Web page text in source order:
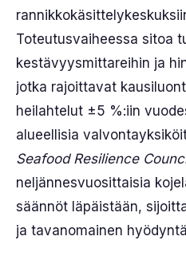
Toteutusvaiheessa sitoa
kestävyysmittareihin ja
jotka rajoittavat
heilahtelut ±5 %:iin
alueellisia
Seafood Resilience
neljännesvuosittaisia
säännöt läpäistään,
ja tavanomainen